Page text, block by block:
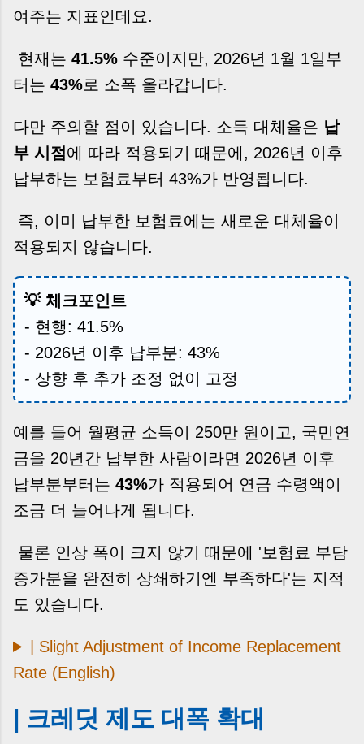
여주는 지표인데요.
현재는 41.5% 수준이지만, 2026년 1월 1일부
터는 43%로 소폭 올라갑니다.
다만 주의할 점이 있습니다. 소득 대체율은 납
부 시점에 따라 적용되기 때문에, 2026년 이후
납부하는 보험료부터 43%가 반영됩니다.
즉, 이미 납부한 보험료에는 새로운 대체율이
적용되지 않습니다.
💡 체크포인트
- 현행: 41.5%
- 2026년 이후 납부분: 43%
- 상향 후 추가 조정 없이 고정
예를 들어 월평균 소득이 250만 원이고, 국민연
금을 20년간 납부한 사람이라면 2026년 이후
납부분부터는 43%가 적용되어 연금 수령액이
조금 더 늘어나게 됩니다.
물론 인상 폭이 크지 않기 때문에 '보험료 부담
증가분을 완전히 상쇄하기엔 부족하다'는 지적
도 있습니다.
| Slight Adjustment of Income Replacement
Rate (English)
| 크레딧 제도 대폭 확대